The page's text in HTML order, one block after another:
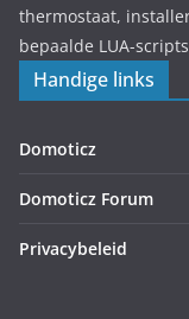
thermostaat,
bepaalde LUA-
Handige links
Domoticz
Domoticz Forum
Privacybeleid